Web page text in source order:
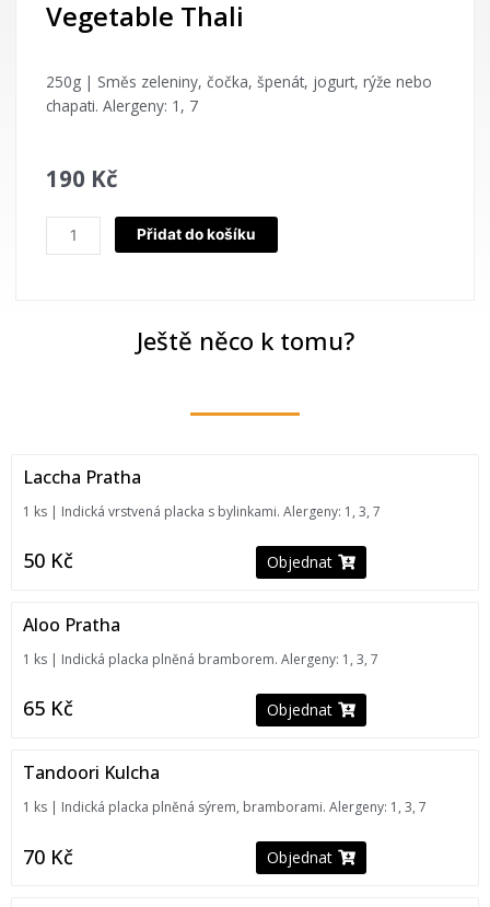
Vegetable Thali
250g | Směs zeleniny, čočka, špenát, jogurt, rýže nebo
chapati. Alergeny: 1, 7
190 Kč
Vegetable
Thali
Přidat do košíku
Ještě něco k tomu?
Laccha Pratha
1 ks | Indická vrstvená placka s bylinkami. Alergeny: 1, 3, 7
50 Kč Objednat
Aloo Pratha
1 ks | Indická placka plněná bramborem. Alergeny: 1, 3, 7
65 Kč Objednat
Tandoori Kulcha
1 ks | Indická placka plněná sýrem, bramborami. Alergeny: 1, 3, 7
70 Kč Objednat